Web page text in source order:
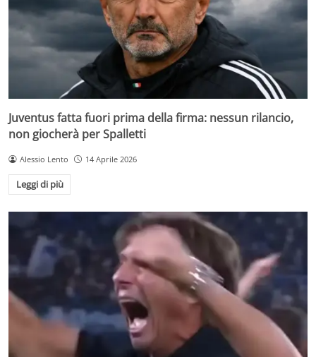
Juventus fatta fuori prima della firma: nessun rilancio,
non giocherà per Spalletti
Alessio Lento 14 Aprile 2026
Leggi di più